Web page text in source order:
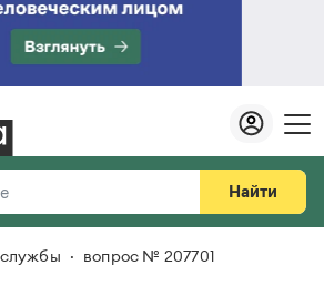
Найти
вопрос № 207701